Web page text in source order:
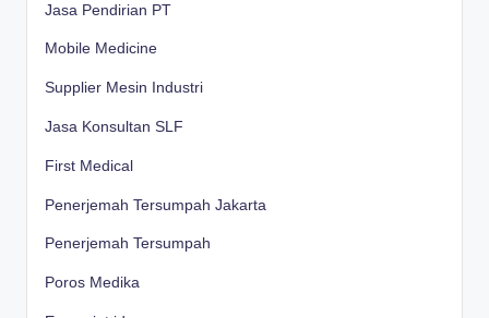
Jasa Pendirian PT
Mobile Medicine
Supplier Mesin Industri
Jasa Konsultan SLF
First Medical
Penerjemah Tersumpah Jakarta
Penerjemah Tersumpah
Poros Medika